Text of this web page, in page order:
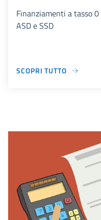
Finanziamenti a tasso
ASD e SSD
SCOPRI TUTTO